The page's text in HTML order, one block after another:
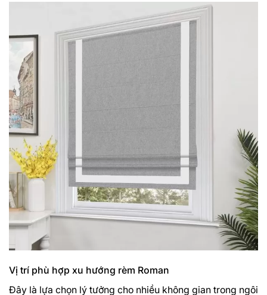
Vị trí phù hợp xu hướng rèm Roman
Đây là lựa chọn lý tưởng cho nhiều không gian trong ngôi